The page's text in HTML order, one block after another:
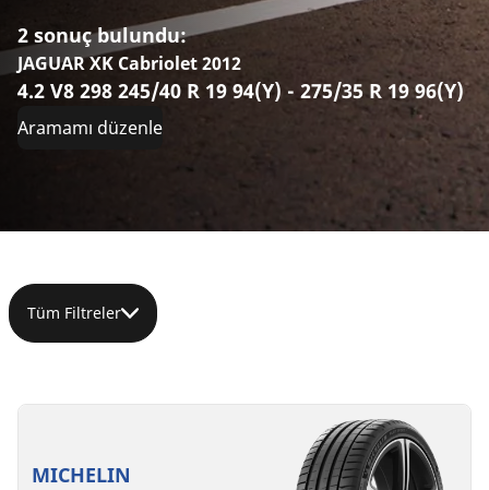
2 sonuç bulundu:
JAGUAR XK Cabriolet 2012
4.2 V8 298 245/40 R 19 94(Y) - 275/35 R 19 96(Y)
Aramamı düzenle
Tüm Filtreler
MICHELIN